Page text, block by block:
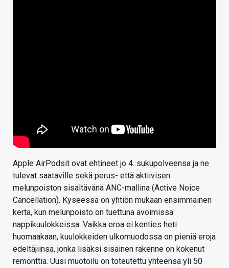
Apple AirPodsit ovat ehtineet jo 4. sukupolveensa ja ne
tulevat saataville sekä perus- että aktiivisen
melunpoiston sisältävänä ANC-mallina (Active Noice
Cancellation). Kyseessä on yhtiön mukaan ensimmäinen
kerta, kun melunpoisto on tuettuna avoimissa
nappikuulokkeissa. Vaikka eroa ei kenties heti
huomaakaan, kuulokkeiden ulkomuodossa on pieniä eroja
edeltäjiinsä, jonka lisäksi sisäinen rakenne on kokenut
remonttia. Uusi muotoilu on toteutettu yhteensä yli 50